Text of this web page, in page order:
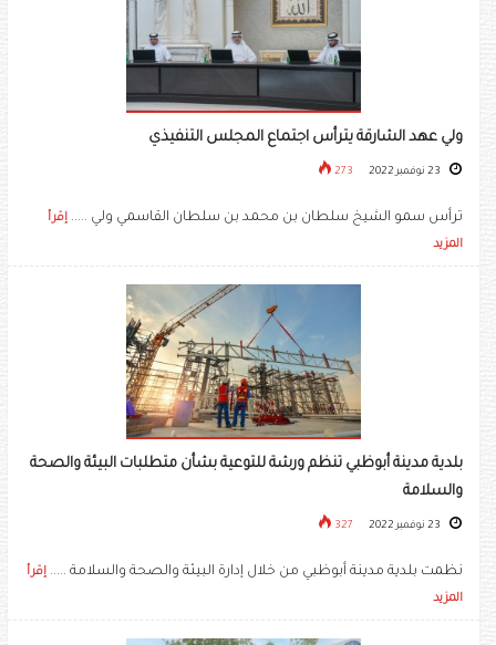
ولي عهد الشارقة يترأس اجتماع المجلس التنفيذي
273
ترأس سمو الشيخ سلطان بن محمد بن سلطان القاسمي ولي ..... إقرأ
المزيد
بلدية مدينة أبوظبي تنظم ورشة للتوعية بشأن متطلبات البيئة والصحة
والسلامة
327
نظمت بلدية مدينة أبوظبي من خلال إدارة البيئة والصحة والسلامة ..... إقرأ
المزيد